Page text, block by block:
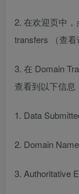
2. 在欢迎页中，
transfers （查看
3. 在 Domain
查看到以下信息
1. Data
2. Domain
3. Authoritative